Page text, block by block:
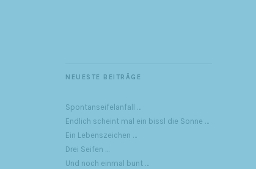
NEUESTE BEITRÄGE
Spontanseifelanfall …
Endlich scheint mal ein bissl die Sonne …
Ein Lebenszeichen …
Drei Seifen …
Und noch einmal bunt …